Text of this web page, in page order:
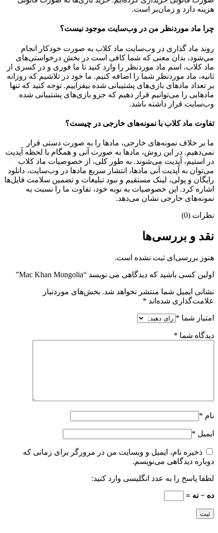
هزینه دارد و زمان‌بر است.
چرا ماد موردنظر من در وب‌سایت موجود نیست؟
روند ماد گذاری در وب‌سایت ماد کلاب به صورت خودکار انجام
می‌شود، بدان معنی که شما کافی است در بخش درخواستی‌های
ماد کلاب، اسم ماد موردنظر را وارد کنید تا ما فوری و در کسری از
ثانیه، ماد موردنظر شما را اضافه کنیم. ما خود در تلاشیم که روزانه
بر تعداد مادهای بازی‌های پشتیبانی شده بیفزاییم. توجه کنید که تنها
مادهایی را می‌توانیم قرار دهیم که جزو بازی‌های پشتیبانی شده
وب‌سایت قرار داشته باشد.
تفاوت ماد کلاب با نمونه‌های خارجی در چیست؟
ما بر خلاف نمونه‌های خارجی، مادها را به صورت دستی قرار
نمی‌دهیم. در این روش، مادها به صورت آنی و همگام با لحظه آپدیت
در استیم، آپدیت می‌شوند. به طور کلی، از خصوصیات ماد کلاب
می‌‌توان به آپدیت آنی مادها، انتشار سریع مادها در وب‌سایت، دانلود
رایگان و پولی، لینک مستقیم و نبود تبلیغات و تضمین سلامت فایل‌ها
اشاره کرد. این خصوصیات به نوبه خود، تفاوت ما را نسبت به
نمونه‌های خارجی نشان می‌دهد.
نظرات (0)
نقد و بررسی‌ها
هنوز بررسی‌ای ثبت نشده است.
اولین کسی باشید که دیدگاهی می نویسد “Mac Khan Mongolia”
نشانی ایمیل شما منتشر نخواهد شد. بخش‌های موردنیاز
علامت‌گذاری شده‌اند *
امتیاز شما *
دیدگاه شما *
نام *
ایمیل *
ذخیره نام، ایمیل و وبسایت من در مرورگر برای زمانی که
دوباره دیدگاهی می‌نویسم.
لطفا پاسخ را به عدد انگلیسی وارد کنید:
ده − نه =